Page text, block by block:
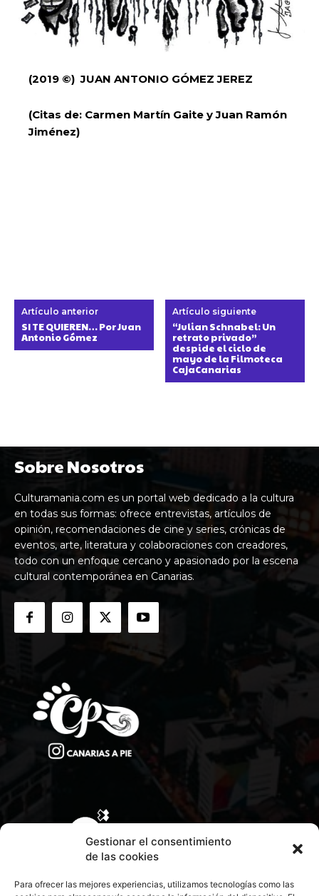
Gestionar el consentimiento
de las cookies
Para ofrecer las mejores experiencias, utilizamos tecnologías como las
(2019 ©) JUAN ANTONIO GÓMEZ JEREZ
(Citas de: Carmen Martín Gaite y Juan Ramón
Jiménez)
Artículo anterior
SI TE QUIEREN… Por Juan
Antonio Gómez
Artículo siguiente
“Julian Schnabel: Un
retrato privado”
despide el ciclo de
mayo de la Filmoteca
CajaCanarias
Sobre Nosotros
Culturamania.com es un portal web dedicado a la cultura
en todas sus formas: ofrece entrevistas, artículos de
opinión, recomendaciones de cine y series, crónicas de
eventos, arte, literatura y colaboraciones con creadores,
todo con un enfoque cercano y apasionado por la escena
cultural contemporánea en Canarias.